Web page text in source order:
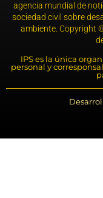
agencia mundial de
sociedad civil sobre
ambiente. Copyright
IPS es la única
personal y